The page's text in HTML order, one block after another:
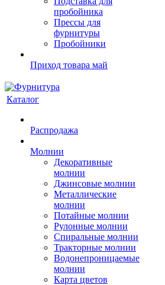
пробойника
Прессы для
фурнитуры
Пробойники
Приход товара май
Каталог
Распродажа
Молнии
Декоративные
молнии
Джинсовые молнии
Металлические
молнии
Потайные молнии
Рулонные молнии
Спиральные молнии
Тракторные молнии
Водонепроницаемые
молнии
Карта цветов